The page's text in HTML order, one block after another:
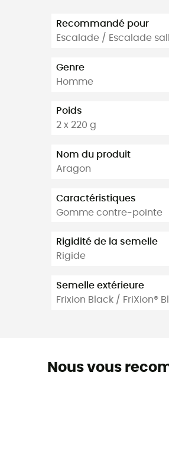
Recommandé pour
Escalade / Escalade
Genre
Homme
Poids
2 x 220 g
Nom du produit
Aragon
Caractéristiques
Gomme contre-pointe
Rigidité de la semelle
Rigide
Semelle extérieure
Frixion Black / FriXion®
Nous vous